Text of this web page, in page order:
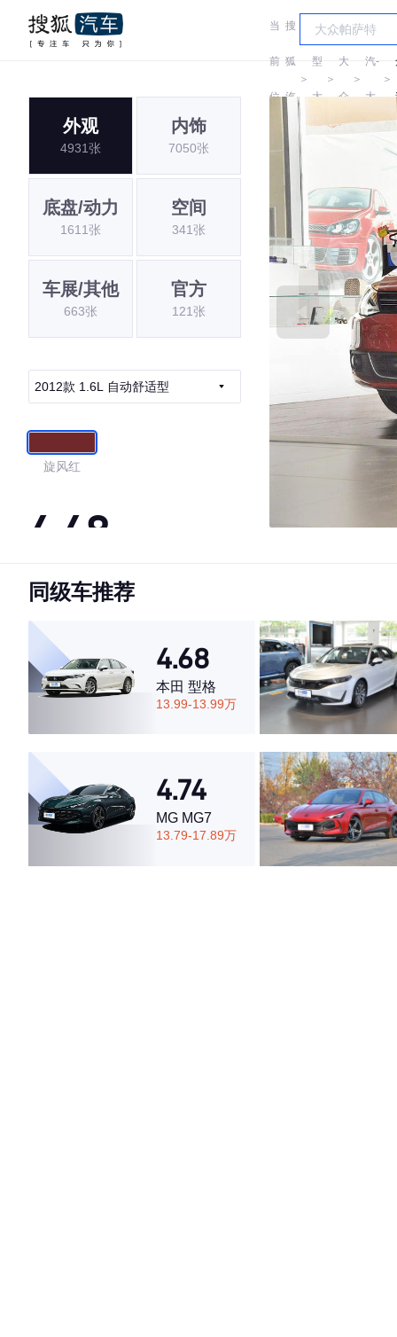
当
前
位
置:
搜
狐
汽
车
＞
车
型
大
＞
大
众
＞
一
汽-
大
＞
外观
4931张
内饰
7050张
底盘/动力
1611张
空间
341张
车展/其他
663张
官方
121张
2012款 1.6L 自动舒适型
旋风红
4.48
·外观表现一般，低于66%同级车
·空间表现一般，低于52%同级车
同级车推荐
4.68
本田 型格
13.99-13.99万
4.74
MG MG7
13.79-17.89万